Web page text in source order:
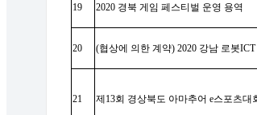
19 2020 경북 게임 페스티벌 운영 용역
20 (협상에 의한 계약) 2020 강남 로봇ICT
21 제 13회 경상북도 아마추어 e스포츠대